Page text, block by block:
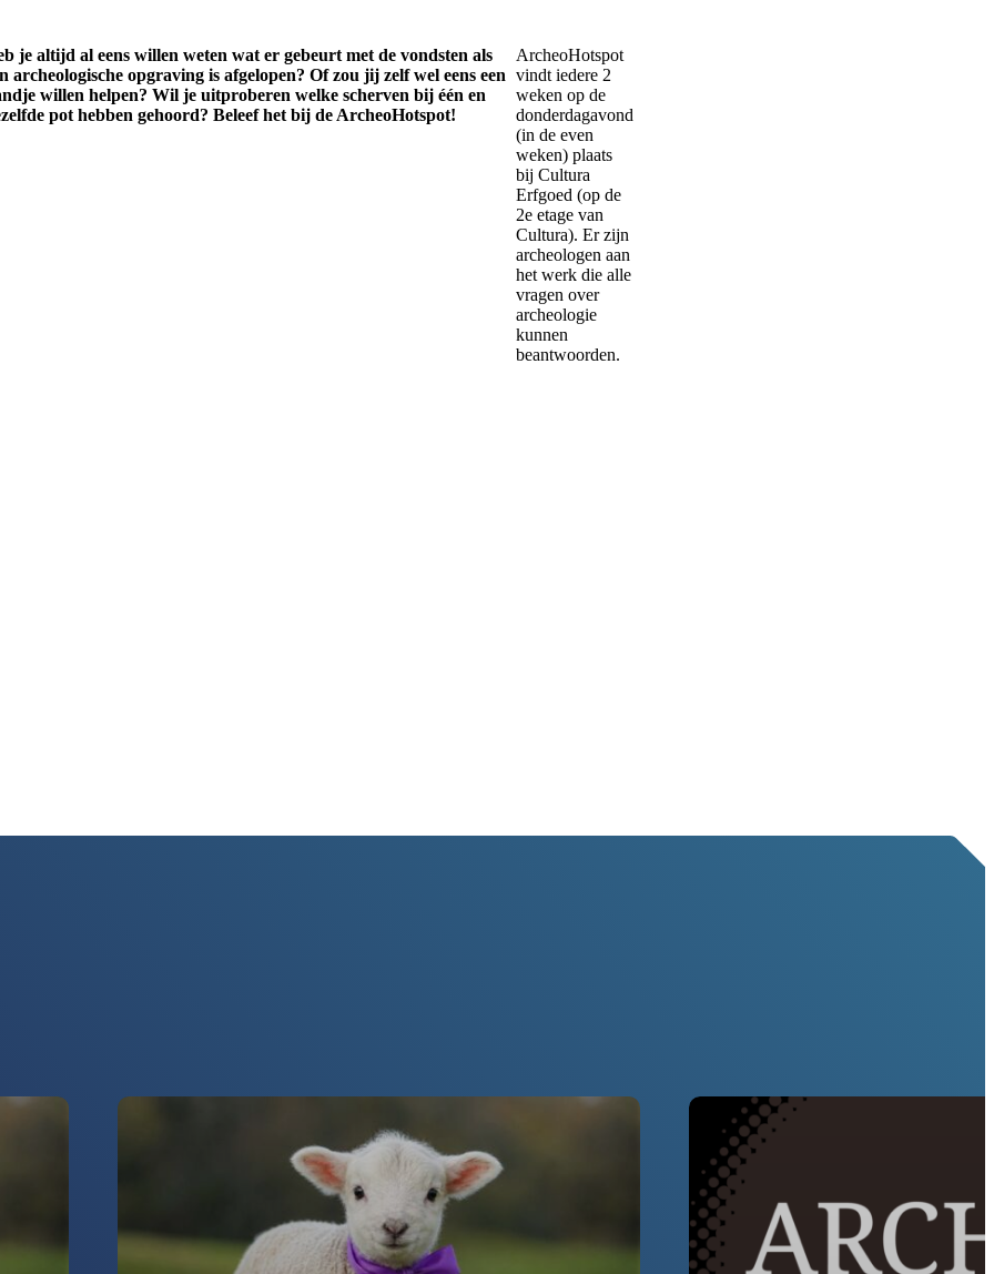
je altijd al eens willen weten wat er gebeurt met de vondsten als
archeologische opgraving is afgelopen? Of zou jij zelf wel eens een
willen helpen? Wil je uitproberen welke scherven bij één en
pot hebben gehoord? Beleef het bij de ArcheoHotspot!
ArcheoHotspot
vindt iedere 2
weken op de
donderdagavond
(in de even
weken) plaats
bij Cultura
Erfgoed (op de
2e etage van
Cultura). Er zijn
archeologen aan
het werk die alle
vragen over
archeologie
kunnen
beantwoorden.